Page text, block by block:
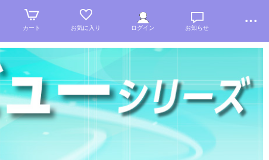
カート お気に入り ログイン お知らせ